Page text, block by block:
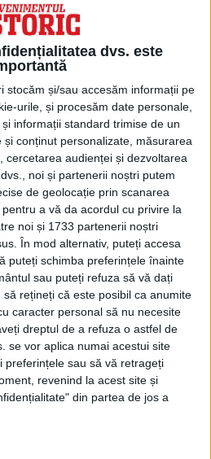
dvs. este
stocăm și/sau accesăm informații pe
urile, și procesăm date personale,
informații standard trimise de un
conținut personalizate, măsurarea
cercetarea audienței și dezvoltarea
noi și partenerii noștri putem
de geolocație prin scanarea
a vă da acordul cu privire la
noi și 1733 partenerii noștri
În mod alternativ, puteți accesa
puteți schimba preferințele înainte
sau puteți refuza să vă dați
să rețineți că este posibil ca anumite
caracter personal să nu necesite
dreptul de a refuza o astfel de
se vor aplica numai acestui site
preferințele sau să vă retrageți
revenind la acest site și
din partea de jos a
rădăcini care au
hrănind coroana
legăm de trecut și din
viață nouă.
de virtuțile străbune,
a înfruntat
generațiilor ce zac